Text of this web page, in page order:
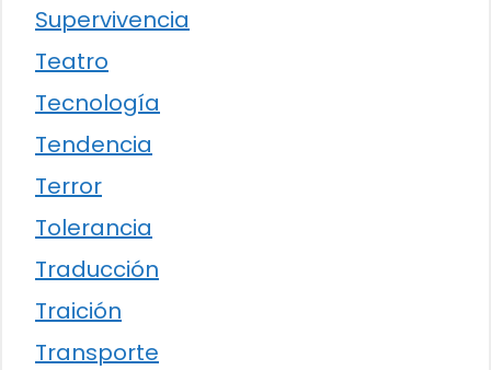
Supervivencia
Teatro
Tecnología
Tendencia
Terror
Tolerancia
Traducción
Traición
Transporte